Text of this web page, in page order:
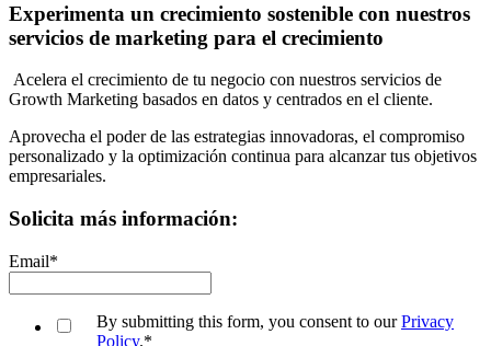
Experimenta un crecimiento sostenible con nuestros
servicios de marketing para el crecimiento
Acelera el crecimiento de tu negocio con nuestros servicios de
Growth Marketing basados en datos y centrados en el cliente.
Aprovecha el poder de las estrategias innovadoras, el compromiso
personalizado y la optimización continua para alcanzar tus objetivos
empresariales.
Solicita más información:
Email*
By submitting this form, you consent to ourPrivacy
Policy.*